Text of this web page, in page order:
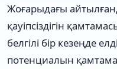
Жоғарыдағы
қауіпсіздігін
белгілі бір кезеңде
потенциалын